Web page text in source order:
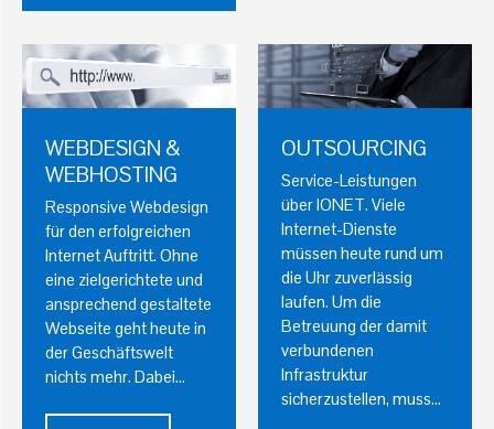
WEBDESIGN &
WEBHOSTING
Responsive Webdesign
für den erfolgreichen
Internet Auftritt. Ohne
eine zielgerichtete und
ansprechend gestaltete
Webseite geht heute in
der Geschäftswelt
nichts mehr. Dabei…
OUTSOURCING
Service-Leistungen
über IONET. Viele
Internet-Dienste
müssen heute rund um
die Uhr zuverlässig
laufen. Um die
Betreuung der damit
verbundenen
Infrastruktur
sicherzustellen, muss…